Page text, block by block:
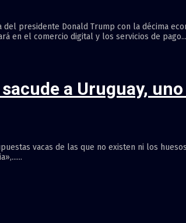
presidente Donald Trump con la décima
en el comercio digital y los servicios de
a Uruguay,
vacas de las que no existen ni los